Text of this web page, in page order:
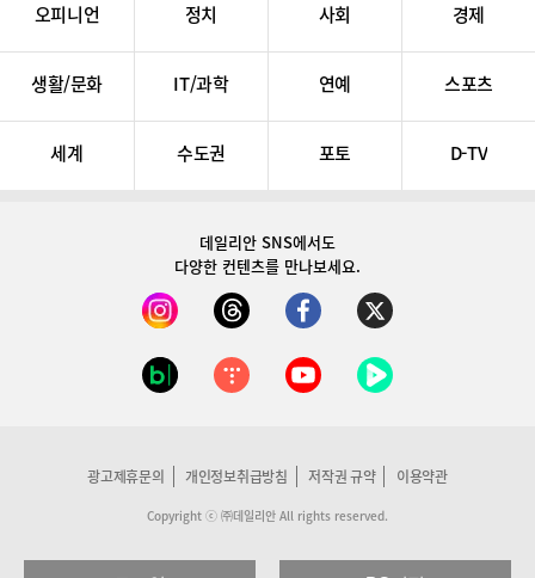
오피니언 정치 사회 경제
생활/문화 IT/과학 연예 스포츠
세계 수도권 포토 D-TV
데일리안 SNS에서도
다양한 컨텐츠를 만나보세요.
광고제휴문의 개인정보취급방침 저작권 규약 이용약관
Copyright ⓒ ㈜데일리안 All rights reserved.